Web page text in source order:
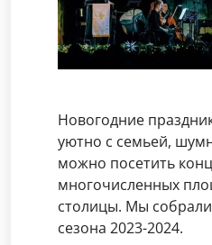
Новогодние
уютно с семьей,
можно посетить
многочисленных
столицы. Мы
сезона 2023-2024.